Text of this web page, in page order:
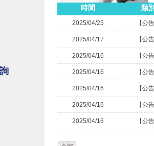
時間 類
2025/04/25 【公
2025/04/17 【公
2025/04/16 【公
2025/04/16 【公
2025/04/16 【公
2025/04/16 【公
2025/04/16 【公